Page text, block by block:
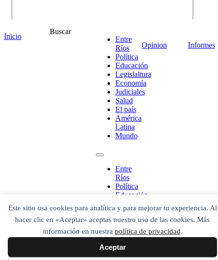
Este sitio usa cookies para analítica y para mejorar tu experiencia. Al
hacer clic en «Aceptar» aceptas nuestro uso de las cookies. Más
información en nuestra política de privacidad.
Aceptar
Inicio
Buscar
Entre
Ríos
Política
Educación
Legislaltura
Economía
Judiciales
Salud
El país
América
Latina
Mundo
Entre
Ríos
Política
Educación
Legislaltura
Economía
Judiciales
Salud
El país
América
Latina
Opinion Informes
¡Ponete en contacto!
Escribe aquí abajo lo que desees buscar
Buscar
Buscar en el archivo